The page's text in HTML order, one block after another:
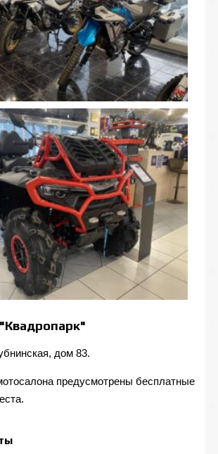
дом 83.
предусмотрены бесплатные